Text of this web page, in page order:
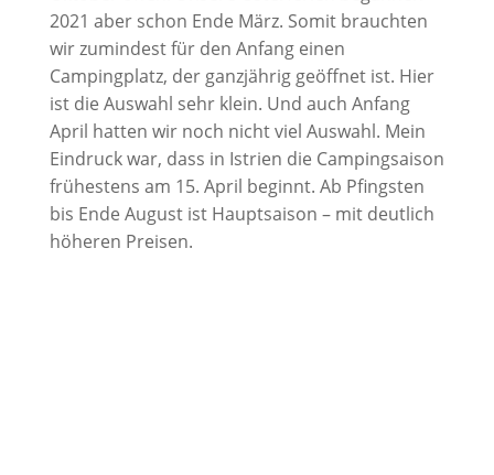
2021 aber schon Ende März. Somit brauchten
wir zumindest für den Anfang einen
Campingplatz, der ganzjährig geöffnet ist. Hier
ist die Auswahl sehr klein. Und auch Anfang
April hatten wir noch nicht viel Auswahl. Mein
Eindruck war, dass in Istrien die Campingsaison
frühestens am 15. April beginnt. Ab Pfingsten
bis Ende August ist Hauptsaison – mit deutlich
höheren Preisen.